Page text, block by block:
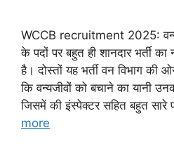
WCCB recruitment 2025: वन्य
के पदों पर बहुत ही शानदार भर्ती का
है। दोस्तों यह भर्ती वन विभाग की
कि वन्यजीवों को बचाने का यानी
जिसमें की इंस्पेक्टर सहित बहुत सारे
more